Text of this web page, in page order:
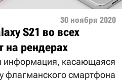
30 ноября 2020
S21 во всех
на рендерах
информация, касающаяся
флагманского смартфона